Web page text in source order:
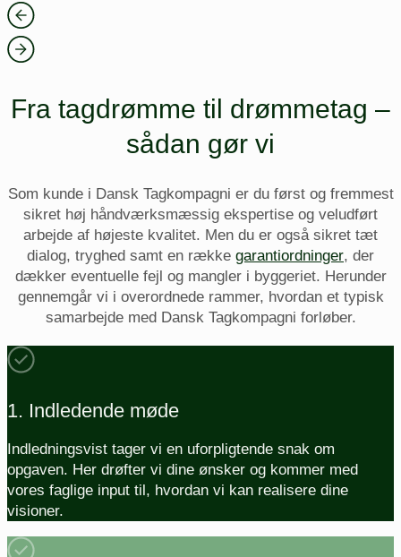
Fra tagdrømme til drømmetag –
sådan gør vi
Som kunde i Dansk Tagkompagni er du først og fremmest
sikret høj håndværksmæssig ekspertise og veludført
arbejde af højeste kvalitet. Men du er også sikret tæt
dialog, tryghed samt en række garantiordninger, der
dækker eventuelle fejl og mangler i byggeriet. Herunder
gennemgår vi i overordnede rammer, hvordan et typisk
samarbejde med Dansk Tagkompagni forløber.
1. Indledende møde
Indledningsvist tager vi en uforpligtende snak om
opgaven. Her drøfter vi dine ønsker og kommer med
vores faglige input til, hvordan vi kan realisere dine
visioner.